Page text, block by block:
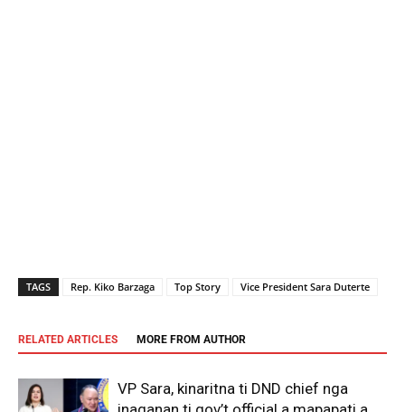
TAGS Rep. Kiko Barzaga Top Story Vice President Sara Duterte
RELATED ARTICLES MORE FROM AUTHOR
VP Sara, kinaritna ti DND chief nga